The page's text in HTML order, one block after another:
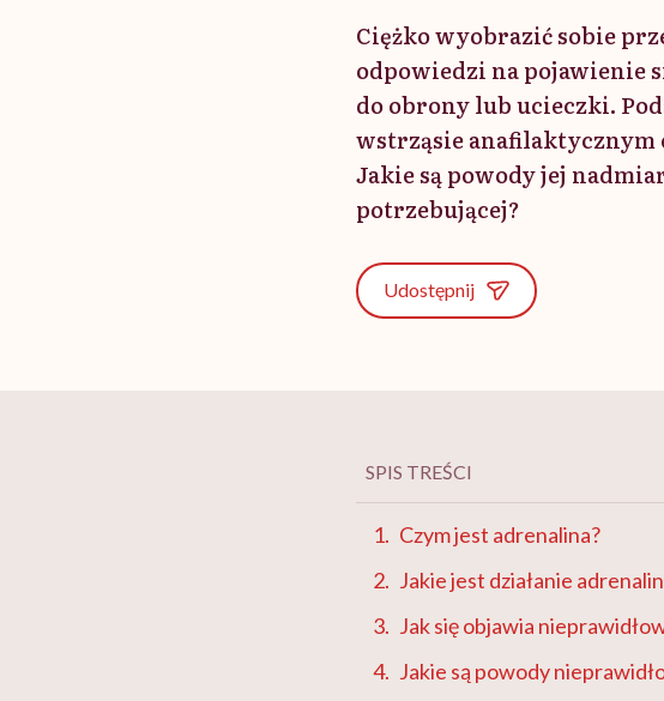
Ciężko wyobrazić sobie
odpowiedzi na pojawienie
do obrony lub ucieczki.
wstrząsie anafilaktycznym
Jakie są powody jej
potrzebującej?
Udostępnij
SPIS TREŚCI
Czym jest adrenalina?
Jakie jest działanie
Jak się objawia
Jakie są powody